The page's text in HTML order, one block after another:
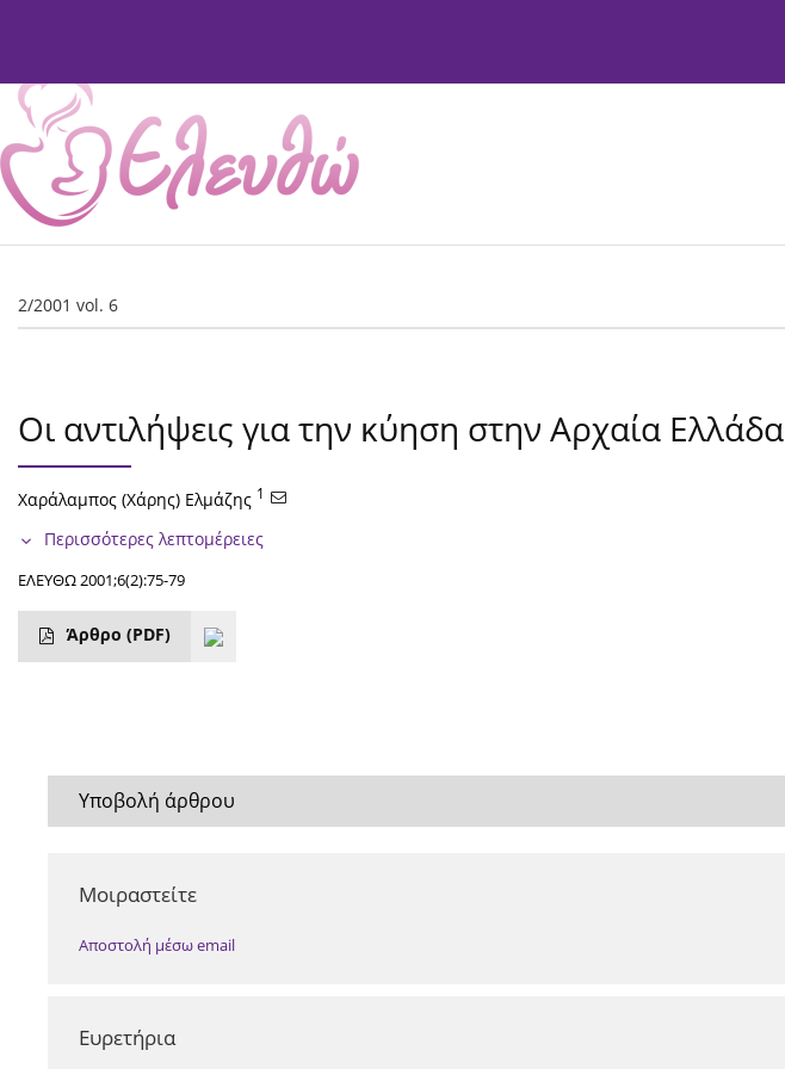
2/2001 vol. 6
Οι αντιλήψεις για την κύηση στην Αρχαία Ελλάδα
Χαράλαμπος (Χάρης) Ελμάζης 1
Περισσότερες λεπτομέρειες
ΕΛΕΥΘΩ 2001;6(2):75-79
Άρθρο (PDF)
Υποβολή άρθρου
Μοιραστείτε
Αποστολή μέσω email
Ευρετήρια